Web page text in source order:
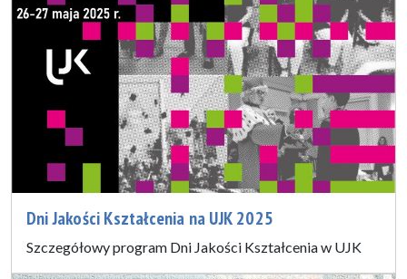
Dni Jakości Kształcenia na UJK 2025
Szczegółowy program Dni Jakości Kształcenia w UJK